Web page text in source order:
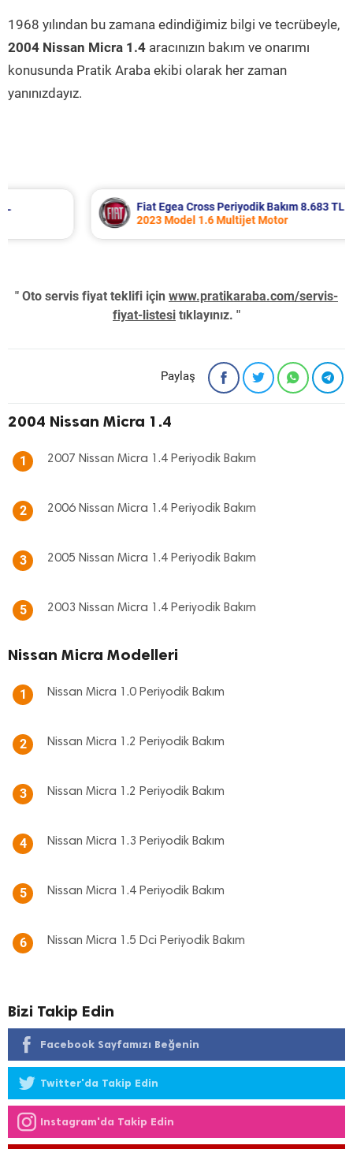
1968 yılından bu zamana edindiğimiz bilgi ve tecrübeyle,
2004 Nissan Micra 1.4 aracınızın bakım ve onarımı
konusunda Pratik Araba ekibi olarak her zaman
yanınızdayız.
Fiat Egea Cross Periyodik Bakım 8.683 TL
2023 Model 1.6 Multijet Motor
" Oto servis fiyat teklifi için www.pratikaraba.com/servis-
fiyat-listesi tıklayınız. "
Paylaş
2004 Nissan Micra 1.4
1 2007 Nissan Micra 1.4 Periyodik Bakım
2 2006 Nissan Micra 1.4 Periyodik Bakım
3 2005 Nissan Micra 1.4 Periyodik Bakım
5 2003 Nissan Micra 1.4 Periyodik Bakım
Nissan Micra Modelleri
1 Nissan Micra 1.0 Periyodik Bakım
2 Nissan Micra 1.2 Periyodik Bakım
3 Nissan Micra 1.2 Periyodik Bakım
4 Nissan Micra 1.3 Periyodik Bakım
5 Nissan Micra 1.4 Periyodik Bakım
6 Nissan Micra 1.5 Dci Periyodik Bakım
Bizi Takip Edin
Facebook Sayfamızı Beğenin
Twitter'da Takip Edin
Instagram'da Takip Edin